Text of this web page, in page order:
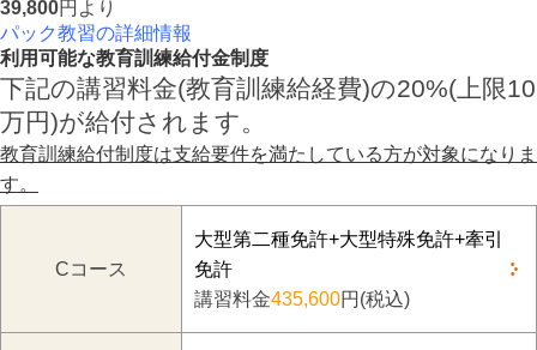
39,800円より
パック教習の詳細情報
利用可能な教育訓練給付金制度
下記の講習料金(教育訓練給経費)の20%(上限10
万円)が給付されます。
教育訓練給付制度は支給要件を満たしている方が対象になりま
す。
Cコース
大型第二種免許+大型特殊免許+牽引
免許
講習料金435,600円(税込)